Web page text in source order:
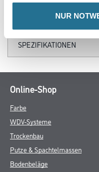
NUR
GEFAHRENHINWEISE
SPEZIFIKATIONEN
Online-Shop
Farbe
WDV-Systeme
Trockenbau
Putze & Spachtelmassen
Bodenbeläge